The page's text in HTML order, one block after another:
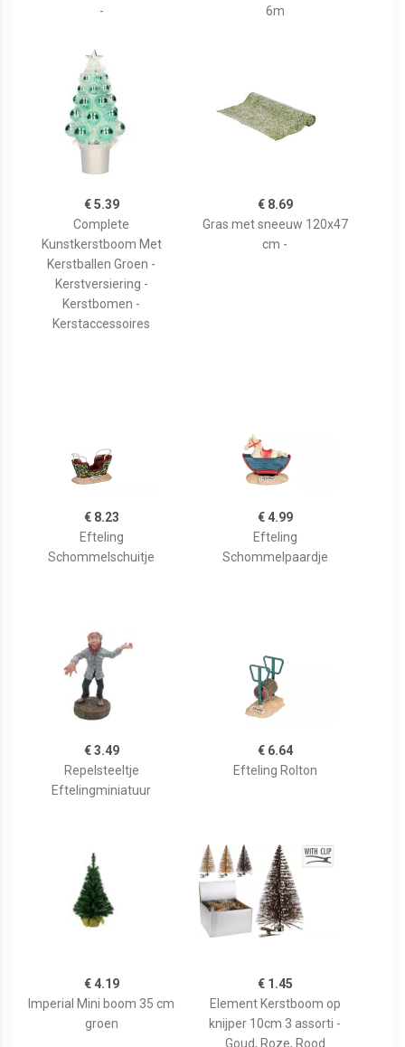
-
6m
€ 5.39
Complete
Kunstkerstboom Met
Kerstballen Groen -
Kerstversiering -
Kerstbomen -
Kerstaccessoires
€ 8.69
Gras met sneeuw 120x47
cm -
€ 8.23
Efteling
Schommelschuitje
€ 4.99
Efteling
Schommelpaardje
€ 3.49
Repelsteeltje
Eftelingminiatuur
€ 6.64
Efteling Rolton
€ 4.19
Imperial Mini boom 35 cm
groen
€ 1.45
Element Kerstboom op
knijper 10cm 3 assorti -
Goud, Roze, Rood